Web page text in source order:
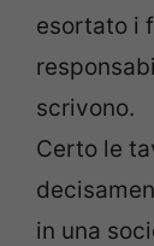
esortato i
scrivono.
Certo le
in una